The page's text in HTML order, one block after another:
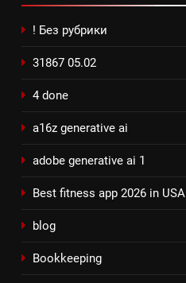
! Без рубрики
31867 05.02
4 done
a16z generative ai
adobe generative ai 1
Best fitness app 2026 in USA
blog
Bookkeeping